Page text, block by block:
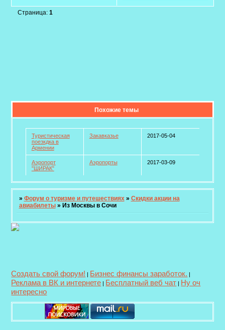
Страница: 1
Похожие темы
Туристическая
поезкдка в
Армении
Закавказье 2017-05-04
Аэропорт
"ШИРАК"
Аэропорты 2017-03-09
» Форум о туризме и путешествиях » Скидки акции на
авиабилеты » Из Москвы в Сочи
Создать свой форум! | Бизнес финансы заработок. |
Реклама в ВК и интернете | Бесплатный веб чат | Ну оч
интересно